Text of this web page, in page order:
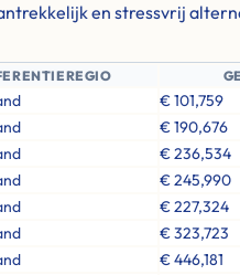
en stressvrij
€ 101,759
€ 190,676
€ 236,534
€ 245,990
€ 227,324
€ 323,723
€ 446,181